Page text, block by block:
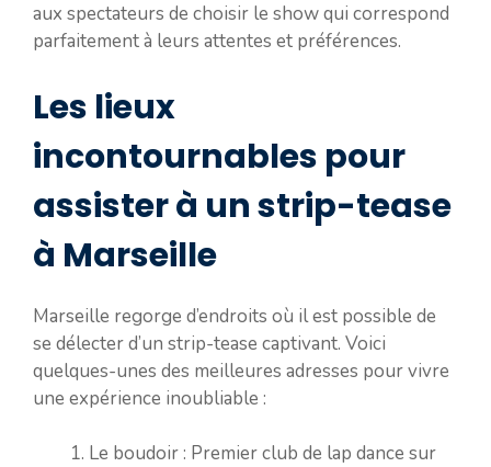
aux spectateurs de choisir le show qui correspond
parfaitement à leurs attentes et préférences.
Les lieux
incontournables pour
assister à un strip-tease
à Marseille
Marseille regorge d’endroits où il est possible de
se délecter d’un strip-tease captivant. Voici
quelques-unes des meilleures adresses pour vivre
une expérience inoubliable :
Le boudoir : Premier club de lap dance sur